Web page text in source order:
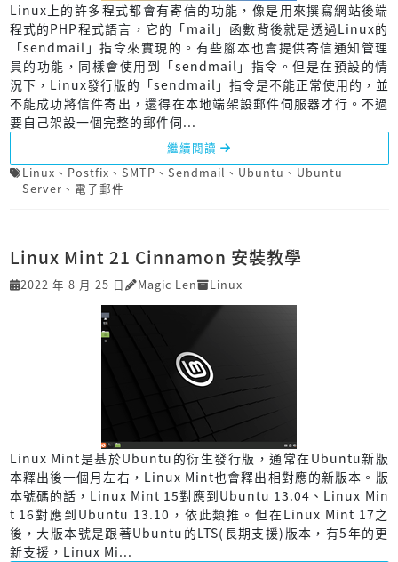
Linux上的許多程式都會有寄信的功能，像是用來撰寫網站後端
程式的PHP程式語言，它的「mail」函數背後就是透過Linux的
「sendmail」指令來實現的。有些腳本也會提供寄信通知管理
員的功能，同樣會使用到「sendmail」指令。但是在預設的情
況下，Linux發行版的「sendmail」指令是不能正常使用的，並
不能成功將信件寄出，還得在本地端架設郵件伺服器才行。不過
要自己架設一個完整的郵件伺...
繼續閱讀
Linux 、 Postfix 、 SMTP 、 Sendmail 、 Ubuntu 、 Ubuntu
Server 、 電子郵件
Linux Mint 21 Cinnamon 安裝教學
2022 年 8 月 25 日 Magic Len Linux
Linux Mint是基於Ubuntu的衍生發行版，通常在Ubuntu新版
本釋出後一個月左右，Linux Mint也會釋出相對應的新版本。版
本號碼的話，Linux Mint 15對應到Ubuntu 13.04、Linux Min
t 16對應到Ubuntu 13.10，依此類推。但在Linux Mint 17之
後，大版本號是跟著Ubuntu的LTS(長期支援)版本，有5年的更
新支援，Linux Mi...